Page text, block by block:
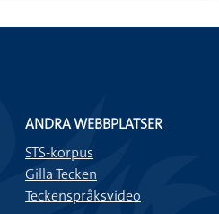
ANDRA WEBBPLATSER
STS-korpus
Gilla Tecken
Teckenspråksvideo